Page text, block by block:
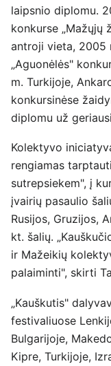
laipsnio diplomu.
konkurse „Mažųjų
antroji vieta, 2005
„Aguonėlės"
m. Turkijoje,
konkursinėse
diplomu už
Kolektyvo
rengiamas
sutrepsiekem", į
įvairių pasaulio
Rusijos, Gruzijos,
kt. šalių.
ir Mažeikių
palaiminti", skirti
„Kauškutis"
festivaliuose
Bulgarijoje,
Kipre, Turkijoje,